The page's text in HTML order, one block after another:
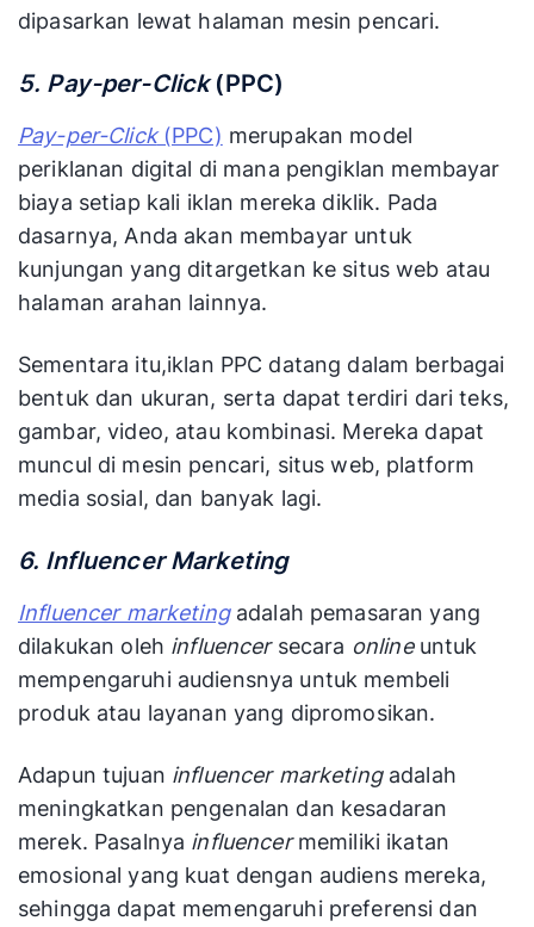
dipasarkan lewat halaman mesin pencari.
5. Pay-per-Click(PPC)
Pay-per-Click(PPC) merupakan model
periklanan digital di mana pengiklan membayar
biaya setiap kali iklan mereka diklik. Pada
dasarnya, Anda akan membayar untuk
kunjungan yang ditargetkan ke situs web atau
halaman arahan lainnya.
Sementara itu,iklan PPC datang dalam berbagai
bentuk dan ukuran, serta dapat terdiri dari teks,
gambar, video, atau kombinasi. Mereka dapat
muncul di mesin pencari, situs web, platform
media sosial, dan banyak lagi.
6. Influencer Marketing
Influencer marketing adalah pemasaran yang
dilakukan oleh influencer secara online untuk
mempengaruhi audiensnya untuk membeli
produk atau layanan yang dipromosikan.
Adapun tujuan influencer marketingadalah
meningkatkan pengenalan dan kesadaran
merek. Pasalnya influencermemiliki ikatan
emosional yang kuat dengan audiens mereka,
sehingga dapat memengaruhi preferensi dan